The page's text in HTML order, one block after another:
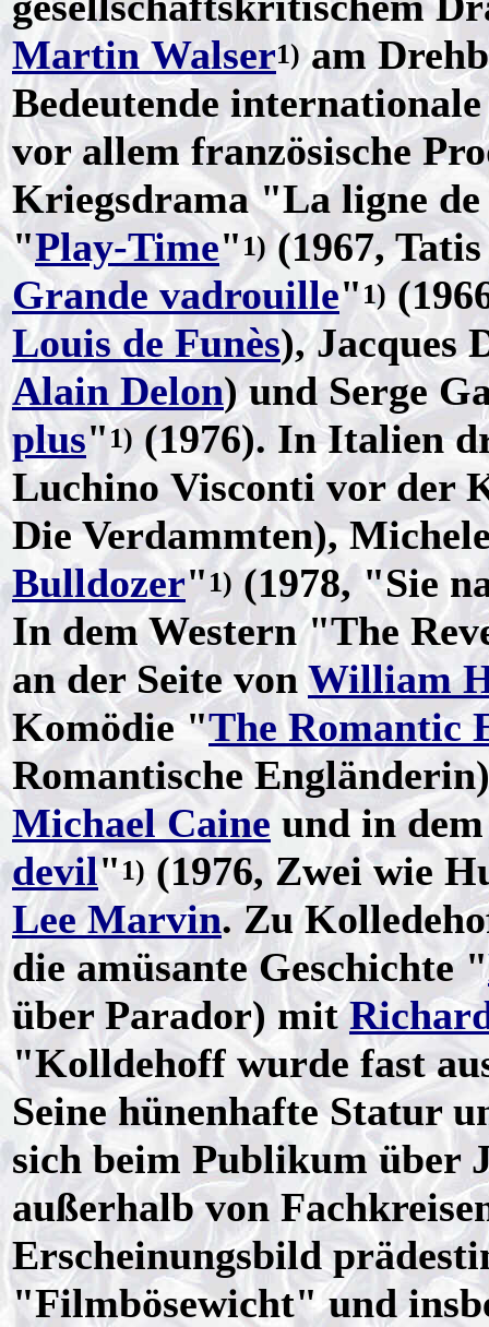
Martin Walser1)am
Bedeutende
vor allem französische
Kriegsdrama "La ligne de
"Play-Time" 1)(1967,
Grande vadrouille" 1)
Louis de Funès), Jacques
Alain Delon) und Serge
plus"1) (1976). In Italien
Luchino Visconti vor der
Die Verdammten),
Bulldozer" 1) (1978, "Sie
In dem Western "The
an der Seite von William
Komödie "The Romantic
Romantische
Michael Caine und in
devil"1) (1976, Zwei wie
Lee Marvin. Zu
die amüsante Geschichte "
über Parador) mit
"Kolldehoff wurde fast
Seine hünenhafte Statur
sich beim Publikum über
außerhalb von
Erscheinungsbild
"Filmbösewicht" und